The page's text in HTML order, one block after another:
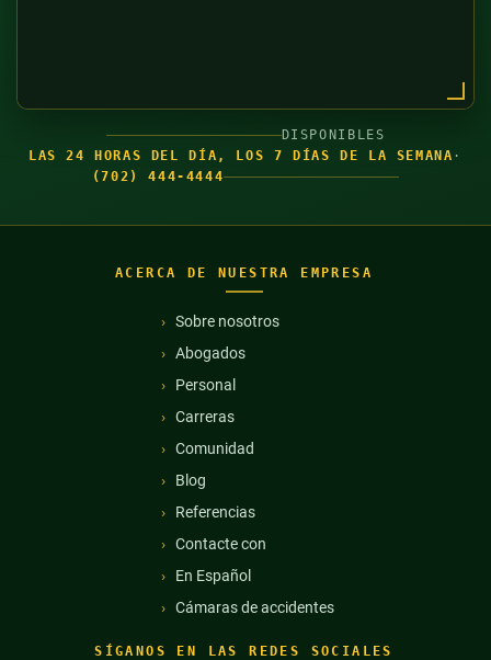
DISPONIBLES
LAS 24 HORAS DEL DÍA, LOS 7 DÍAS DE LA SEMANA ·
(702) 444-4444
ACERCA DE NUESTRA EMPRESA
Sobre nosotros
Abogados
Personal
Carreras
Comunidad
Blog
Referencias
Contacte con
En Español
Cámaras de accidentes
SÍGANOS EN LAS REDES SOCIALES